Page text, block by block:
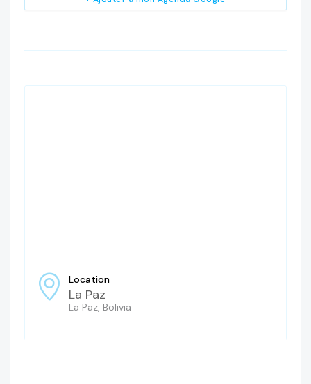
Location
La Paz
La Paz, Bolivia